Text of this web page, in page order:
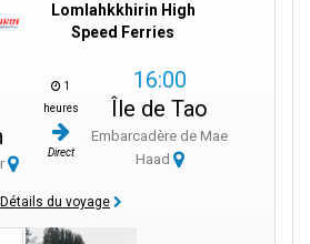
Lomlahkkhirin High
Speed Ferries
1
heures
Direct
16:00
Île de Tao
Embarcadère de Mae
Haad
Détails du voyage